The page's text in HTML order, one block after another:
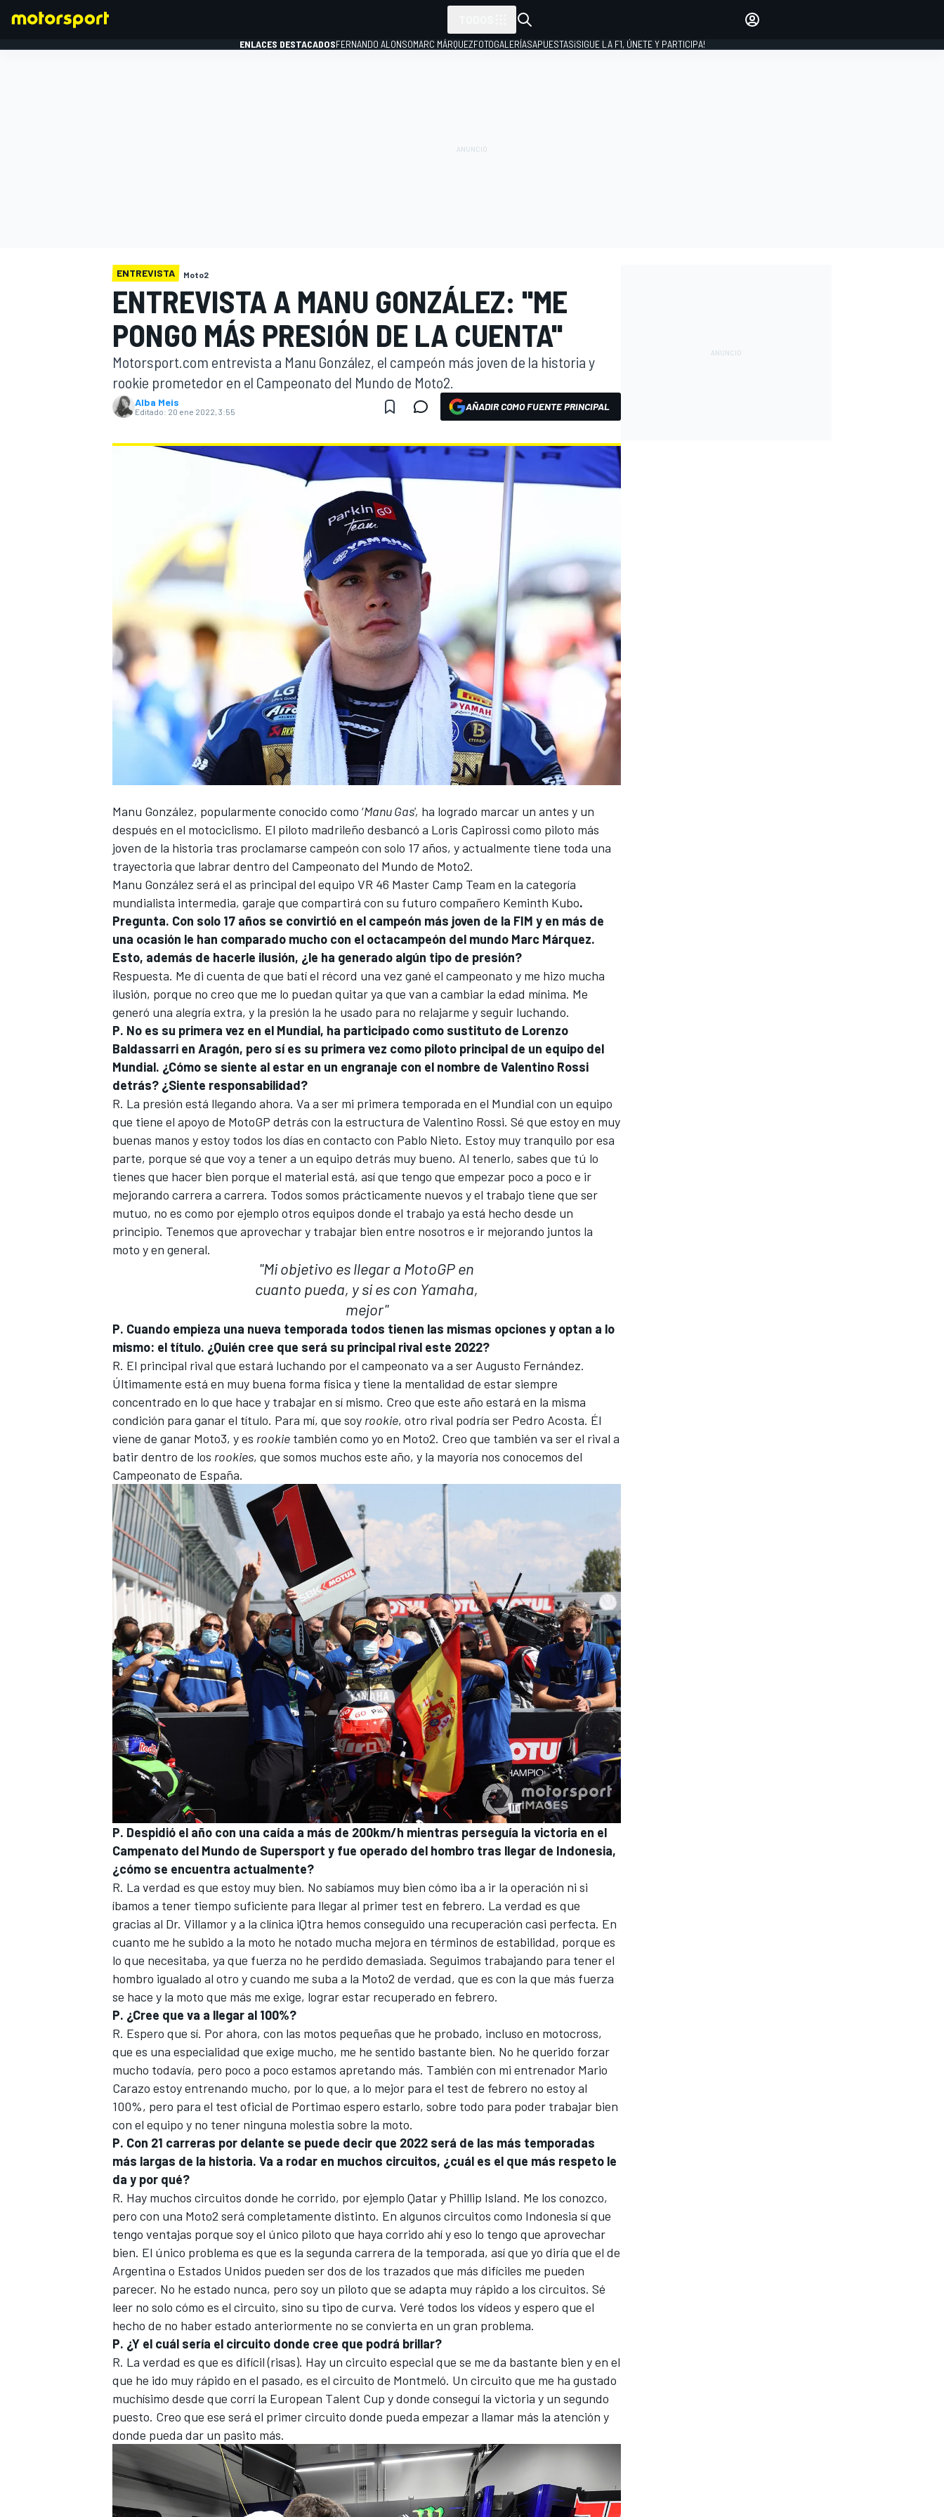
MÁS CATEGORÍAS
ENLACES DESTACADOSFERNANDO ALONSOMARC MÁRQUEZFOTOGALERÍASAPUESTAS¡SIGUE LA F1, ÚNETE Y PARTICIPA!
ENTREVISTA Moto2
ENTREVISTA A MANU GONZÁLEZ: ''ME
PONGO MÁS PRESIÓN DE LA CUENTA''
Motorsport.com entrevista a Manu González, el campeón más joven de la historia y
rookie prometedor en el Campeonato del Mundo de Moto2.
Alba Meis
Editado: 20 ene 2022, 3:55 AÑADIR COMO FUENTE PRINCIPAL
Manu González, popularmente conocido como ‘Manu Gas', ha logrado marcar un antes y un
después en el motociclismo. El piloto madrileño desbancó a Loris Capirossi como piloto más
joven de la historia tras proclamarse campeón con solo 17 años, y actualmente tiene toda una
trayectoria que labrar dentro del Campeonato del Mundo de Moto2.
Manu González será el as principal del equipo VR 46 Master Camp Team en la categoría
mundialista intermedia, garaje que compartirá con su futuro compañero Keminth Kubo.
Pregunta. Con solo 17 años se convirtió en el campeón más joven de la FIM y en más de
una ocasión le han comparado mucho con el octacampeón del mundo Marc Márquez.
Esto, además de hacerle ilusión, ¿le ha generado algún tipo de presión?
Respuesta. Me di cuenta de que batí el récord una vez gané el campeonato y me hizo mucha
ilusión, porque no creo que me lo puedan quitar ya que van a cambiar la edad mínima. Me
generó una alegría extra, y la presión la he usado para no relajarme y seguir luchando.
P. No es su primera vez en el Mundial, ha participado como sustituto de Lorenzo
Baldassarri en Aragón, pero sí es su primera vez como piloto principal de un equipo del
Mundial. ¿Cómo se siente al estar en un engranaje con el nombre de Valentino Rossi
detrás? ¿Siente responsabilidad?
R. La presión está llegando ahora. Va a ser mi primera temporada en el Mundial con un equipo
que tiene el apoyo de MotoGP detrás con la estructura de Valentino Rossi. Sé que estoy en muy
buenas manos y estoy todos los días en contacto con Pablo Nieto. Estoy muy tranquilo por esa
parte, porque sé que voy a tener a un equipo detrás muy bueno. Al tenerlo, sabes que tú lo
tienes que hacer bien porque el material está, así que tengo que empezar poco a poco e ir
mejorando carrera a carrera. Todos somos prácticamente nuevos y el trabajo tiene que ser
mutuo, no es como por ejemplo otros equipos donde el trabajo ya está hecho desde un
principio. Tenemos que aprovechar y trabajar bien entre nosotros e ir mejorando juntos la
moto y en general.
''Mi objetivo es llegar a MotoGP en
cuanto pueda, y si es con Yamaha,
mejor''
P. Cuando empieza una nueva temporada todos tienen las mismas opciones y optan a lo
mismo: el título. ¿Quién cree que será su principal rival este 2022?
R. El principal rival que estará luchando por el campeonato va a ser Augusto Fernández.
Últimamente está en muy buena forma física y tiene la mentalidad de estar siempre
concentrado en lo que hace y trabajar en sí mismo. Creo que este año estará en la misma
condición para ganar el título. Para mí, que soy rookie, otro rival podría ser Pedro Acosta. Él
viene de ganar Moto3, y es rookie también como yo en Moto2. Creo que también va ser el rival a
batir dentro de los rookies, que somos muchos este año, y la mayoría nos conocemos del
Campeonato de España.
P. Despidió el año con una caída a más de 200km/h mientras perseguía la victoria en el
Campenato del Mundo de Supersport y fue operado del hombro tras llegar de Indonesia,
¿cómo se encuentra actualmente?
R. La verdad es que estoy muy bien. No sabíamos muy bien cómo iba a ir la operación ni si
íbamos a tener tiempo suficiente para llegar al primer test en febrero. La verdad es que
gracias al Dr. Villamor y a la clínica iQtra hemos conseguido una recuperación casi perfecta. En
cuanto me he subido a la moto he notado mucha mejora en términos de estabilidad, porque es
lo que necesitaba, ya que fuerza no he perdido demasiada. Seguimos trabajando para tener el
hombro igualado al otro y cuando me suba a la Moto2 de verdad, que es con la que más fuerza
se hace y la moto que más me exige, lograr estar recuperado en febrero.
P. ¿Cree que va a llegar al 100%?
R. Espero que sí. Por ahora, con las motos pequeñas que he probado, incluso en motocross,
que es una especialidad que exige mucho, me he sentido bastante bien. No he querido forzar
mucho todavía, pero poco a poco estamos apretando más. También con mi entrenador Mario
Carazo estoy entrenando mucho, por lo que, a lo mejor para el test de febrero no estoy al
100%, pero para el test oficial de Portimao espero estarlo, sobre todo para poder trabajar bien
con el equipo y no tener ninguna molestia sobre la moto.
P. Con 21 carreras por delante se puede decir que 2022 será de las más temporadas
más largas de la historia. Va a rodar en muchos circuitos, ¿cuál es el que más respeto le
da y por qué?
R. Hay muchos circuitos donde he corrido, por ejemplo Qatar y Phillip Island. Me los conozco,
pero con una Moto2 será completamente distinto. En algunos circuitos como Indonesia sí que
tengo ventajas porque soy el único piloto que haya corrido ahí y eso lo tengo que aprovechar
bien. El único problema es que es la segunda carrera de la temporada, así que yo diría que el de
Argentina o Estados Unidos pueden ser dos de los trazados que más difíciles me pueden
parecer. No he estado nunca, pero soy un piloto que se adapta muy rápido a los circuitos. Sé
leer no solo cómo es el circuito, sino su tipo de curva. Veré todos los vídeos y espero que el
hecho de no haber estado anteriormente no se convierta en un gran problema.
P. ¿Y el cuál sería el circuito donde cree que podrá brillar?
R. La verdad es que es difícil (risas). Hay un circuito especial que se me da bastante bien y en el
que he ido muy rápido en el pasado, es el circuito de Montmeló. Un circuito que me ha gustado
muchísimo desde que corrí la European Talent Cup y donde conseguí la victoria y un segundo
puesto. Creo que ese será el primer circuito donde pueda empezar a llamar más la atención y
donde pueda dar un pasito más.